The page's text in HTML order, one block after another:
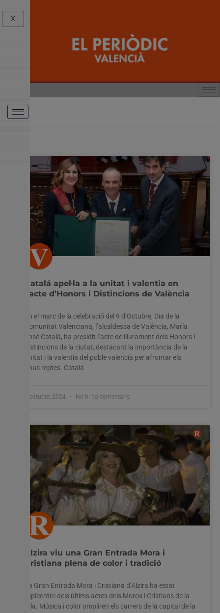
Catalá apel·la a la unitat i valentia en
l’acte d’Honors i Distincions de València
En el marc de la celebració del 9 d’Octubre, Dia de la
Comunitat Valenciana, l’alcaldessa de València, María
José Catalá, ha presidit l’acte de lliurament dels Honors i
Distincions de la ciutat, destacant la importància de la
unitat i la valentia del poble valencià per afrontar els
nous reptes. Catalá
7 octubre, 2024 No hi ha comentaris
Alzira viu una Gran Entrada Mora i
Cristiana plena de color i tradició
La Gran Entrada Mora i Cristiana d’Alzira ha estat
l’epicentre dels últims actes dels Moros i Cristians de la
Vila. Música i color ompliren els carrers de la capital de la